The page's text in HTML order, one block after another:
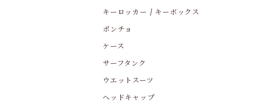
キーロッカー / キーボックス
ポンチョ
ケース
サーフタンク
ウエットスーツ
ヘッドキャップ